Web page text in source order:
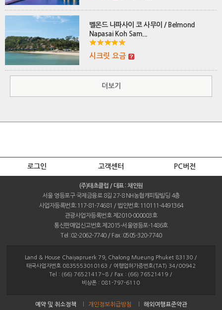
벨몬드 나파사이 코 사무이 / Belmond
Napasai Koh Sam...
시크릿 요금
더보기
로그인 고객센터 PC버전
(주)태초클럽 / 대표 : 채인원
서울 영등포구 국제금융로 8길 27-8 NH농협캐피탈빌딩 4층
사업자등록번호:117-81-74681 / 법인번호:110111-4491364
관광사업자등록번호 제2010-000003호
통신판매업신고번호 제2015-서울영등포-1486호
Tel :02-2062-7740 / Fax :0505-320-7740
Land & House Chaiyapruerk 79, Chalong Mueung Phuket 83130 /
태국사업자번호 0835553010163 / 여행업허가증번호(TAT) 34/00942
Tel : (66) 76521417~8 / Fax : (66) 76521419 /
비상폰 : 081-797-6110
예약 및 취소정책 개인정보취급방침 해외여행표준약관